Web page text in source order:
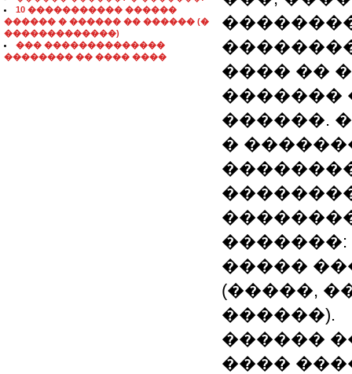
10 ����������� ������
������ � ������ �� ������ (�
�������������)
��� ��������������
�������� �� ���� ����
���� ��
�������
������.
�
�������:
�����
(�����,
������).
������
����